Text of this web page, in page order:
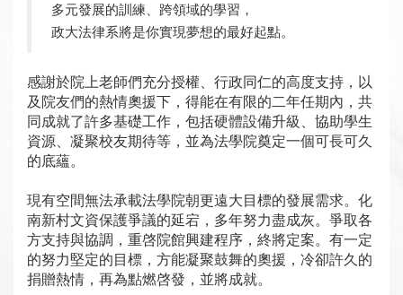
多元發展的訓練、跨領域的學習，
政大法律系將是你實現夢想的最好起點。
感謝於院上老師們充分授權、行政同仁的高度支持，以
及院友們的熱情奧援下，得能在有限的二年任期內，共
同成就了許多基礎工作，包括硬體設備升級、協助學生
資源、凝聚校友期待等，並為法學院奠定一個可長可久
的底蘊。
現有空間無法承載法學院朝更遠大目標的發展需求。化
南新村文資保護爭議的延宕，多年努力盡成灰。爭取各
方支持與協調，重啓院館興建程序，終將定案。有一定
的努力堅定的目標，方能凝聚鼓舞的奧援，冷卻許久的
捐贈熱情，再為點燃啓發，並將成就。